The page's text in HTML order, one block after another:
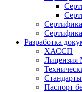
Разработка
ХАССП
Лицензия
Паспорт